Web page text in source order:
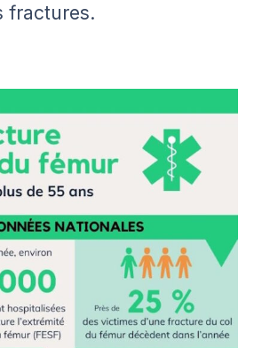
fractures.